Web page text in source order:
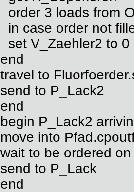
order 3 loads from
in case order not
set V_Zaehler2 to 0
end
travel to
send to P_Lack2
end
begin P_Lack2
move into
wait to be ordered
send to P_Lack
end